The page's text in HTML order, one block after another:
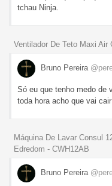
tchau Ninja.
Ventilador De Teto Maxi Air
Bruno Pereira
Só eu que tenho medo de
toda hora acho que vai
Máquina De Lavar Consul
Edredom - CWH12AB
Bruno Pereira